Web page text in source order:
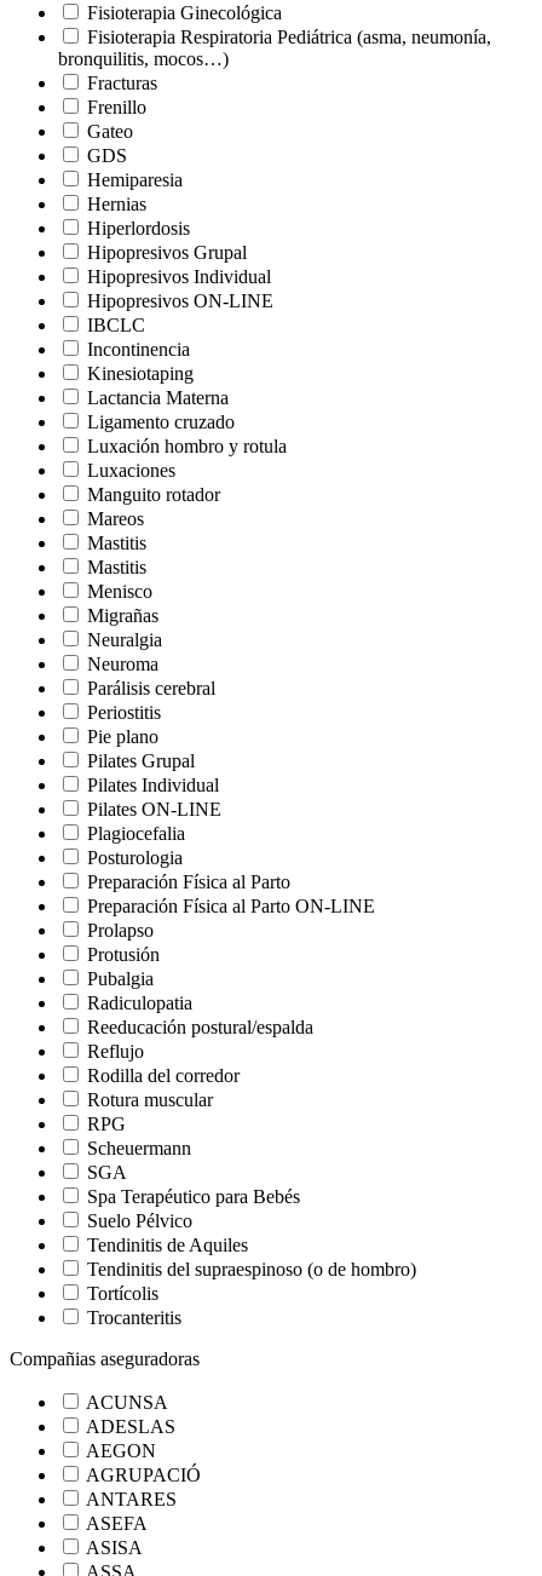
Fisioterapia Ginecológica
Fisioterapia Respiratoria Pediátrica (asma, neumonía,
bronquilitis, mocos…)
Fracturas
Frenillo
Gateo
GDS
Hemiparesia
Hernias
Hiperlordosis
Hipopresivos Grupal
Hipopresivos Individual
Hipopresivos ON-LINE
IBCLC
Incontinencia
Kinesiotaping
Lactancia Materna
Ligamento cruzado
Luxación hombro y rotula
Luxaciones
Manguito rotador
Mareos
Mastitis
Mastitis
Menisco
Migrañas
Neuralgia
Neuroma
Parálisis cerebral
Periostitis
Pie plano
Pilates Grupal
Pilates Individual
Pilates ON-LINE
Plagiocefalia
Posturologia
Preparación Física al Parto
Preparación Física al Parto ON-LINE
Prolapso
Protusión
Pubalgia
Radiculopatia
Reeducación postural/espalda
Reflujo
Rodilla del corredor
Rotura muscular
RPG
Scheuermann
SGA
Spa Terapéutico para Bebés
Suelo Pélvico
Tendinitis de Aquiles
Tendinitis del supraespinoso (o de hombro)
Tortícolis
Trocanteritis
Compañias aseguradoras
ACUNSA
ADESLAS
AEGON
AGRUPACIÓ
ANTARES
ASEFA
ASISA
ASSA